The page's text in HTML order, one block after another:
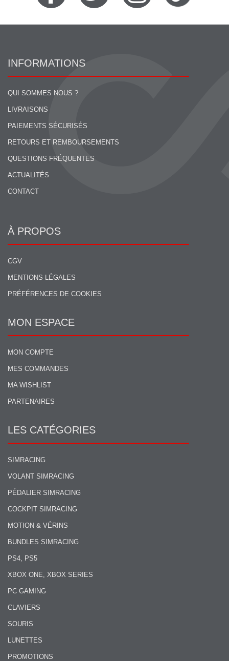
INFORMATIONS
QUI SOMMES NOUS ?
LIVRAISONS
PAIEMENTS SÉCURISÉS
RETOURS ET REMBOURSEMENTS
QUESTIONS FRÉQUENTES
ACTUALITÉS
CONTACT
À PROPOS
CGV
MENTIONS LÉGALES
PRÉFÉRENCES DE COOKIES
MON ESPACE
MON COMPTE
MES COMMANDES
MA WISHLIST
PARTENAIRES
LES CATÉGORIES
SIMRACING
VOLANT SIMRACING
PÉDALIER SIMRACING
COCKPIT SIMRACING
MOTION & VÉRINS
BUNDLES SIMRACING
PS4, PS5
XBOX ONE, XBOX SERIES
PC GAMING
CLAVIERS
SOURIS
LUNETTES
PROMOTIONS